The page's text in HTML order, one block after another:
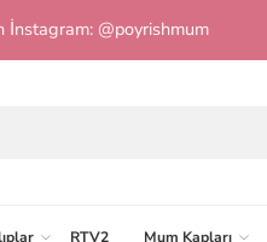
İnstagram: @poyrishmum
RTV2 Mum Kapları